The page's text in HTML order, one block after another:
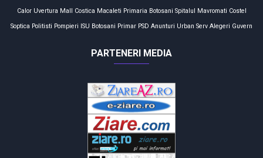
Calor Uvertura Mall Costica Macaleti Primaria Botosani Spitalul Mavromati Costel
Soptica Politisti Pompieri ISU Botosani Primar PSD Anunturi Urban Serv Alegeri Guvern
PARTENERI MEDIA